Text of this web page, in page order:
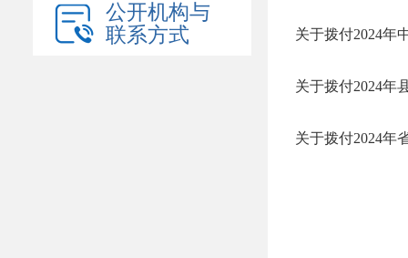
公开机构与
联系方式
关于拨付2024年